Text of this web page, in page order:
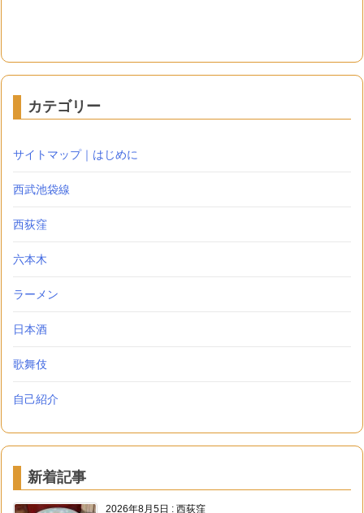
カテゴリー
サイトマップ｜はじめに
西武池袋線
西荻窪
六本木
ラーメン
日本酒
歌舞伎
自己紹介
新着記事
2026年8月5日 : 西荻窪